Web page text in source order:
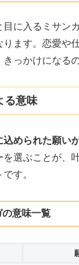
に入るミサンガ
ります。恋愛や
っかけになるの
る意味
込められた願い
選ぶことが、
す。
の意味一覧